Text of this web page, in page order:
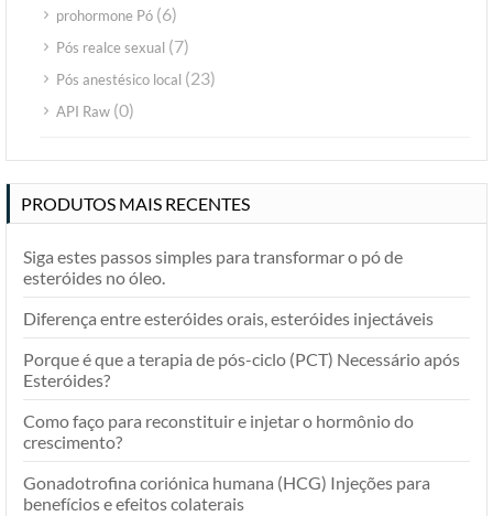
prohormone Pó (6)
Pós realce sexual (7)
Pós anestésico local (23)
API Raw (0)
PRODUTOS MAIS RECENTES
Siga estes passos simples para transformar o pó de
esteróides no óleo.
Diferença entre esteróides orais, esteróides injectáveis
Porque é que a terapia de pós-ciclo (PCT) Necessário após
Esteróides?
Como faço para reconstituir e injetar o hormônio do
crescimento?
Gonadotrofina coriónica humana (HCG) Injeções para
benefícios e efeitos colaterais